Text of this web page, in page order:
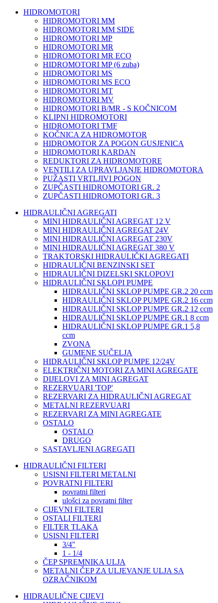
HIDROMOTORI
HIDROMOTORI MM
HIDROMOTORI MM SIDE
HIDROMOTORI MP
HIDROMOTORI MR
HIDROMOTORI MR ECO
HIDROMOTORI MP (6 zuba)
HIDROMOTORI MS
HIDROMOTORI MS ECO
HIDROMOTORI MT
HIDROMOTORI MV
HIDROMOTORI B/MR - S KOČNICOM
KLIPNI HIDROMOTORI
HIDROMOTORI TMF
KOČNICA ZA HIDROMOTOR
HIDROMOTOR ZA POGON GUSJENICA
HIDROMOTORI KARDAN
REDUKTORI ZA HIDROMOTORE
VENTILI ZA UPRAVLJANJE HIDROMOTORA
PUŽASTI VRTLJIVI POGON
ZUPČASTI HIDROMOTORI GR. 2
ZUPČASTI HIDROMOTORI GR. 3
HIDRAULIČNI AGREGATI
MINI HIDRAULIČNI AGREGAT 12 V
MINI HIDRAULIČNI AGREGAT 24V
MINI HIDRAULIČNI AGREGAT 230V
MINI HIDRAULIČNI AGREGAT 380 V
TRAKTORSKI HIDRAULIČKI AGREGATI
HIDRAULIČNI BENZINSKI SET
HIDRAULIČNI DIZELSKI SKLOPOVI
HIDRAULIČNI SKLOPI PUMPE
HIDRAULIČNI SKLOP PUMPE GR.2 20 ccm
HIDRAULIČNI SKLOP PUMPE GR.2 16 ccm
HIDRAULIČNI SKLOP PUMPE GR.2 12 ccm
HIDRAULIČNI SKLOP PUMPE GR.1 8 ccm
HIDRAULIČNI SKLOP PUMPE GR.1 5,8
ccm
ZVONA
GUMENE SUČELJA
HIDRAULIČNI SKLOP PUMPE 12/24V
ELEKTRIČNI MOTORI ZA MINI AGREGATE
DIJELOVI ZA MINI AGREGAT
REZERVUARI 'TOP'
REZERVARI ZA HIDRAULIČNI AGREGAT
METALNI REZERVUARI
REZERVARI ZA MINI AGREGATE
OSTALO
OSTALO
DRUGO
SASTAVLJENI AGREGATI
HIDRAULIČNI FILTERI
USISNI FILTERI METALNI
POVRATNI FILTERI
povratni filteri
ulošci za povratni filter
CIJEVNI FILTERI
OSTALI FILTERI
FILTER TLAKA
USISNI FILTERI
3/4"
1 - 1/4
ČEP SPREMNIKA ULJA
METALNI ČEP ZA ULJEVANJE ULJA SA
OZRAČNIKOM
HIDRAULIČNE CIJEVI